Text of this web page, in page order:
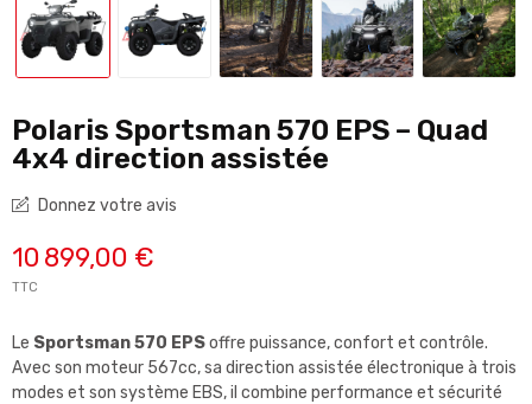
Polaris Sportsman 570 EPS – Quad
4x4 direction assistée
Donnez votre avis
10 899,00 €
TTC
Le Sportsman 570 EPSoffre puissance, confort et contrôle.
Avec son moteur 567cc, sa direction assistée électronique à trois
modes et son système EBS, il combine performance et sécurité